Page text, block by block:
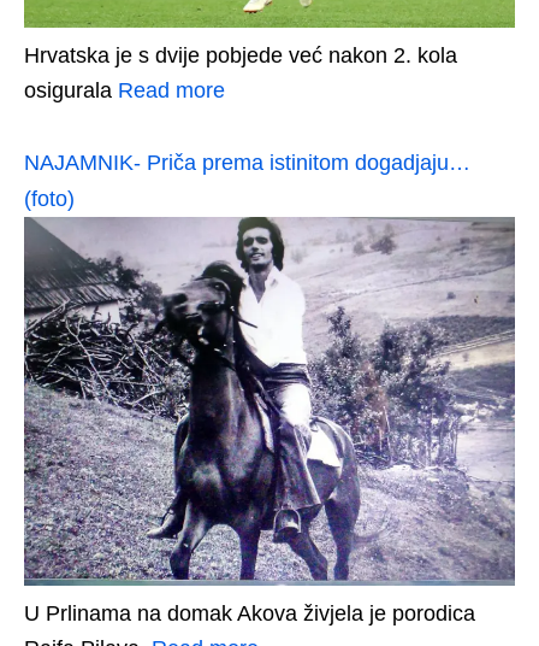
Hrvatska je s dvije pobjede već nakon 2. kola
osigurala Read more
NAJAMNIK- Priča prema istinitom dogadjaju…
(foto)
U Prlinama na domak Akova živjela je porodica